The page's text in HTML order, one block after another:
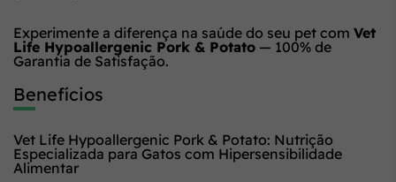
Experimente a diferença na saúde do seu pet com Vet
Life Hypoallergenic Pork & Potato — 100% de
Garantia de Satisfação.
Benefícios
Vet Life Hypoallergenic Pork & Potato: Nutrição
Especializada para Gatos com Hipersensibilidade
Alimentar